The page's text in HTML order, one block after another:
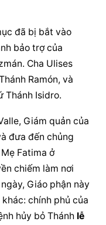
đã bị bắt vào
bảo trợ của
Cha Ulises
Ramón, và
Thánh Isidro.
Giám quản của
đưa đến chủng
Fatima ở
chiếm làm nơi
Giáo phận này
khác: chính phủ của
hủy bỏ Thánh lễ